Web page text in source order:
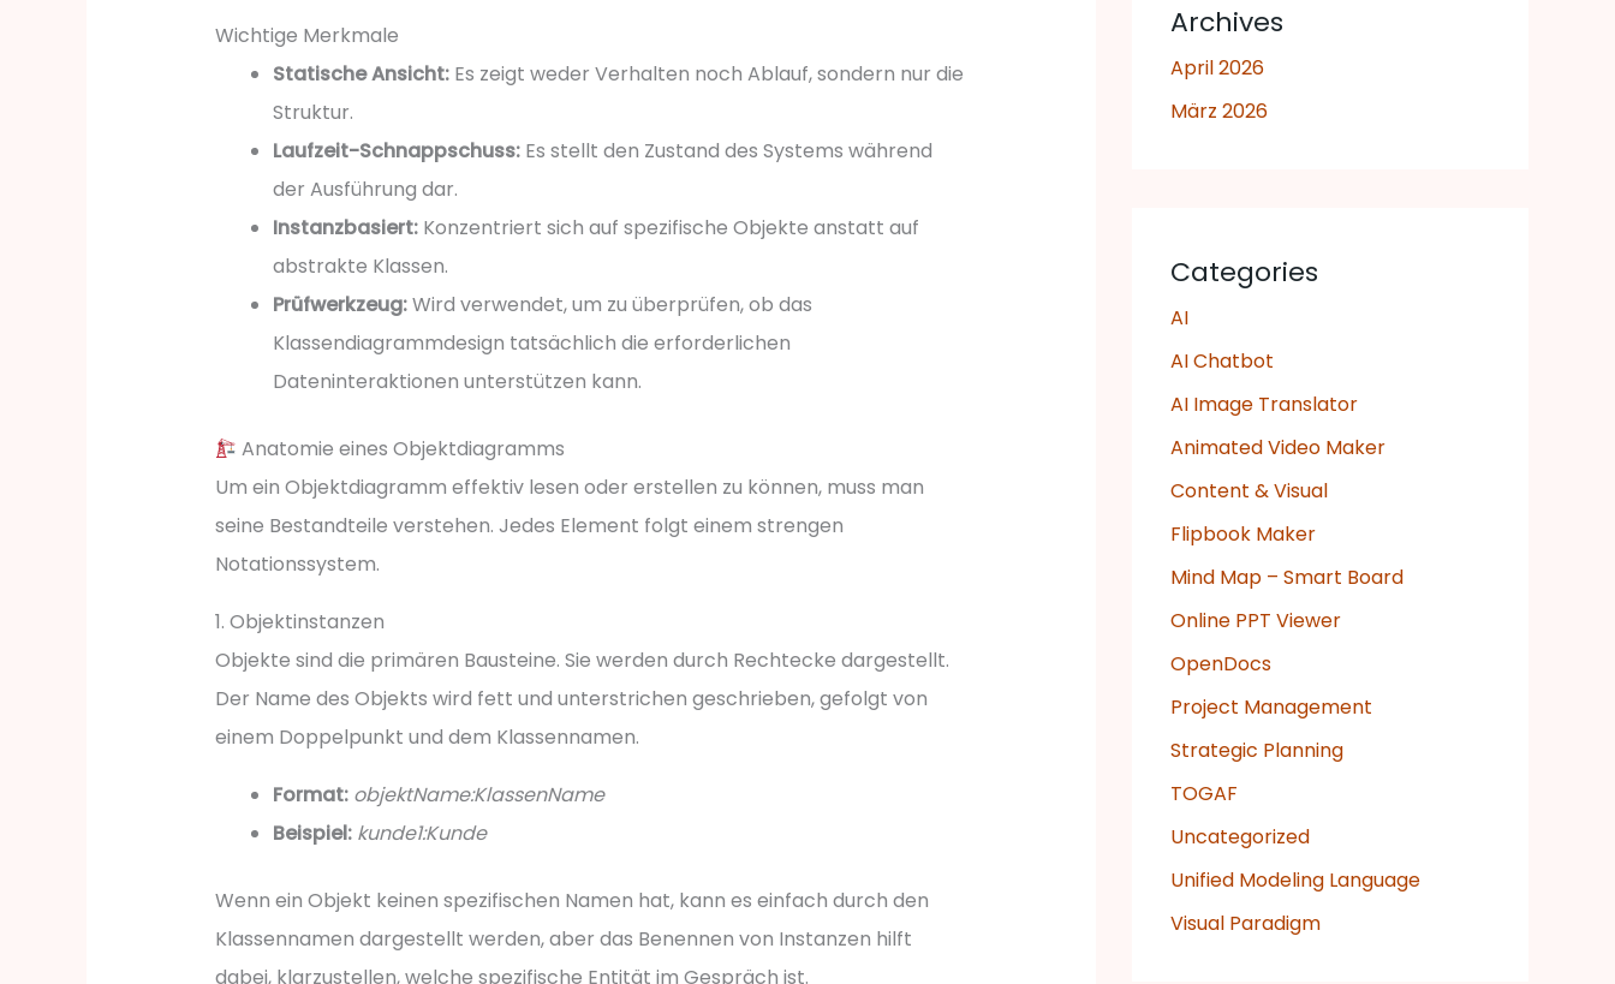
Wichtige Merkmale
Statische Ansicht:Es zeigt weder Verhalten noch Ablauf, sondern nur die
Struktur.
Laufzeit-Schnappschuss:Es stellt den Zustand des Systems während
der Ausführung dar.
Instanzbasiert:Konzentriert sich auf spezifische Objekte anstatt auf
abstrakte Klassen.
Prüfwerkzeug:Wird verwendet, um zu überprüfen, ob das
Klassendiagrammdesign tatsächlich die erforderlichen
Dateninteraktionen unterstützen kann.
Anatomie eines Objektdiagramms
Um ein Objektdiagramm effektiv lesen oder erstellen zu können, muss man
seine Bestandteile verstehen. Jedes Element folgt einem strengen
Notationssystem.
1. Objektinstanzen
Objekte sind die primären Bausteine. Sie werden durch Rechtecke dargestellt.
Der Name des Objekts wird fett und unterstrichen geschrieben, gefolgt von
einem Doppelpunkt und dem Klassennamen.
Format: objektName:KlassenName
Beispiel: kunde1:Kunde
Wenn ein Objekt keinen spezifischen Namen hat, kann es einfach durch den
Klassennamen dargestellt werden, aber das Benennen von Instanzen hilft
dabei, klarzustellen, welche spezifische Entität im Gespräch ist.
Archives
April 2026
März 2026
Categories
AI
AI Chatbot
AI Image Translator
Animated Video Maker
Content & Visual
Flipbook Maker
Mind Map – Smart Board
Online PPT Viewer
OpenDocs
Project Management
Strategic Planning
TOGAF
Uncategorized
Unified Modeling Language
Visual Paradigm